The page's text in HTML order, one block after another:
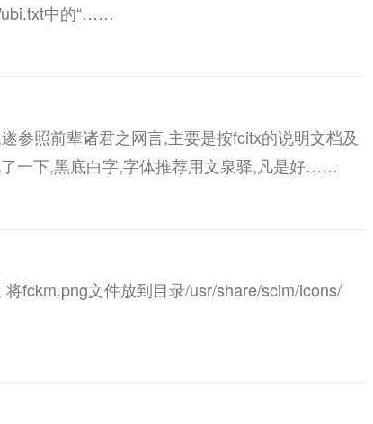
中的“……
参照前辈诸君之网言,主要是按fcitx的说明文档及
一下,黑底白字,字体推荐用文泉驿,凡是好……
fckm.png文件放到目录/usr/share/scim/icons/